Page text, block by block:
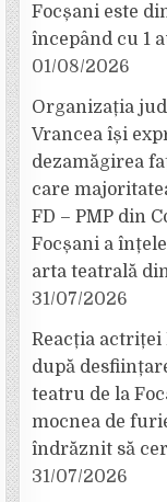
Focșani este
începând cu 1
01/08/2026
Organizația
Vrancea își
dezamăgirea
care
FD – PMP din
Focșani a
arta teatrală
31/07/2026
Reacția actriței
după
teatru de la
mocnea de
îndrăznit să
31/07/2026